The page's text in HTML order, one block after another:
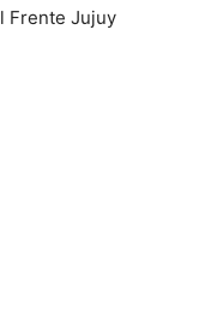
Frente Jujuy